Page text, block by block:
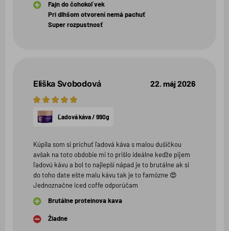
Fajn do čohokoľvek
Pri dlhšom otvorení nemá pachuť
Super rozpustnosť
Eliška Svobodová
5
hviezdičiek
Ľadová káva / 990g
22. máj 2026
Kúpila som si príchuť ľadová káva s malou dušičkou
avšak na toto obdobie mi to prišlo ideálne keďže pijem
ľadovú kávu a bol to najlepší nápad je to brutálne ak si
do toho date ešte malu kávu tak je to famózne 😍
Jednoznačne iced coffe odporúčam
Brutálne proteinova kava
Žiadne